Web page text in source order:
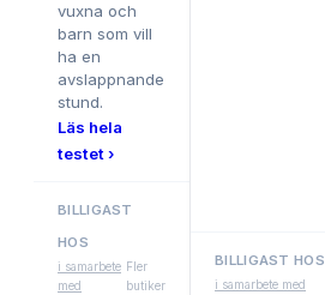
vuxna och
barn som vill
ha en
avslappnande
stund.
Läs hela
testet ›
BILLIGAST
HOS
i samarbete
med
Fler
butiker
BILLIGAST HOS
i samarbete med